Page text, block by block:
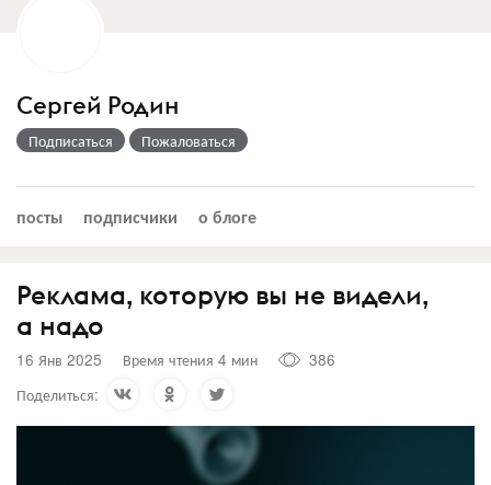
Сергей Родин
Подписаться Пожаловаться
посты подписчики о блоге
Реклама, которую вы не видели,
а надо
16 Янв 2025 Время чтения 4 мин
386
Поделиться: